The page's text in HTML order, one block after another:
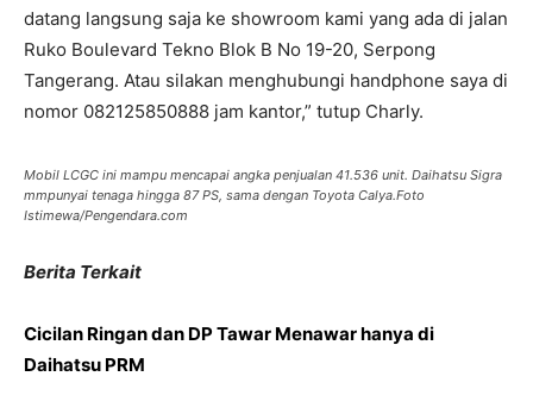
datang langsung saja ke showroom kami yang ada di jalan
Ruko Boulevard Tekno Blok B No 19-20, Serpong
Tangerang. Atau silakan menghubungi handphone saya di
nomor 082125850888 jam kantor,” tutup Charly.
Mobil LCGC ini mampu mencapai angka penjualan 41.536 unit. Daihatsu Sigra
mmpunyai tenaga hingga 87 PS, sama dengan Toyota Calya.Foto
Istimewa/Pengendara.com
Berita Terkait
Cicilan Ringan dan DP Tawar Menawar hanya di
Daihatsu PRM